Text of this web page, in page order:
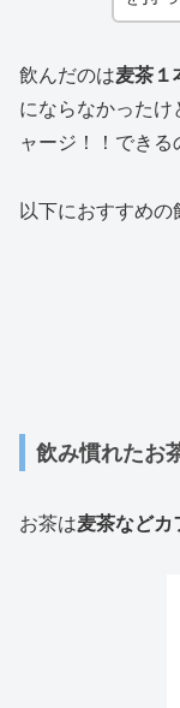
飲んだのは麦茶１
にならなかった
ャージ！！できる
以下におすすめの
飲み慣れたお
お茶は麦茶などカ